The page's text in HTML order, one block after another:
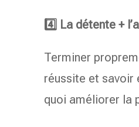
4️⃣ La détente +
Terminer
réussite et savoir
quoi améliorer la